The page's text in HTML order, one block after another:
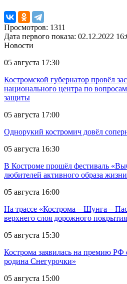
Просмотров: 1311
Дата первого показа: 02.12.2022
Новости
05 августа 17:30
Костромской губернатор провёл
национального центра по
защиты
05 августа 17:00
Однорукий костромич довёл
05 августа 16:30
В Костроме прошёл фестиваль
любителей активного образа жизни
05 августа 16:00
На трассе «Кострома – Шунга –
верхнего слоя дорожного покрытия
05 августа 15:30
Кострома заявилась на премию РФ
родина Снегурочки»
05 августа 15:00